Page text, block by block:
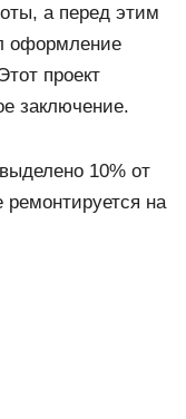
а перед этим
оформление
проект
заключение.
10% от
ремонтируется на